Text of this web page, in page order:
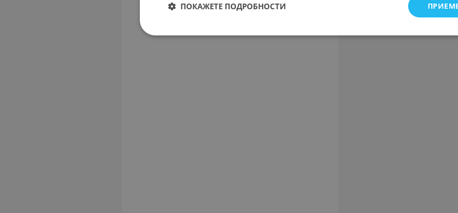
ПОКАЖЕТЕ ПОДРОБНОСТИ